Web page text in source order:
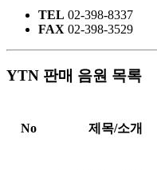
TEL 02-398-8337
FAX 02-398-3529
YTN 판매 음원 목록
No 제목/소개